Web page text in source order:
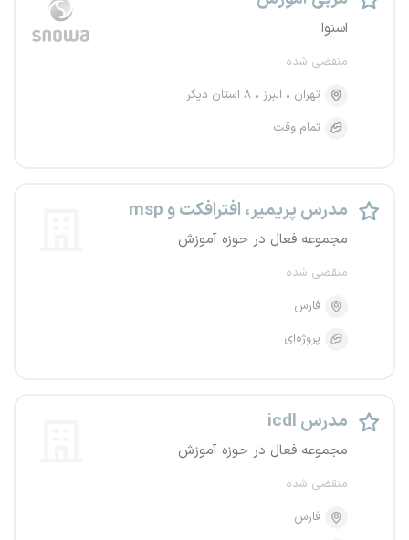
اسنوا
منقضی شده
تهران
البرز
۸ استان دیگر
تمام وقت
مدرس پریمیر، افترافکت و msp
مجموعه فعال در حوزه آموزش
منقضی شده
فارس
پروژه‌ای
مدرس icdl
مجموعه فعال در حوزه آموزش
منقضی شده
فارس